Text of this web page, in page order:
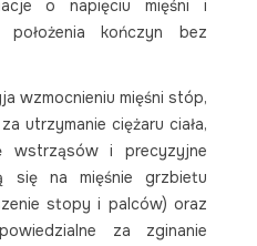
o napięciu mięśni i
kończyn bez
wzmocnieniu mięśni stóp,
utrzymanie ciężaru ciała,
wstrząsów i precyzyjne
się na mięśnie grzbietu
stopy i palców) oraz
za zginanie